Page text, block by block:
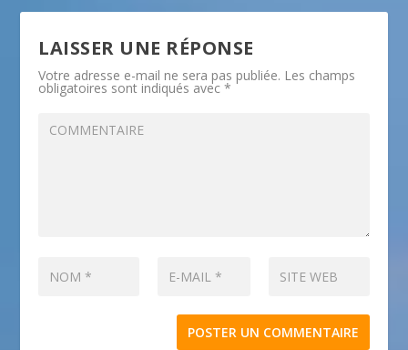
LAISSER UNE RÉPONSE
Votre adresse e-mail ne sera pas publiée. Les champs
obligatoires sont indiqués avec*